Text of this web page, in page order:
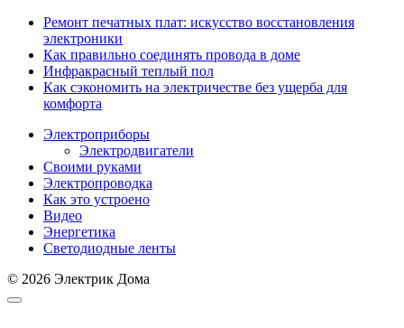
Ремонт печатных плат: искусство восстановления
электроники
Как правильно соединять провода в доме
Инфракрасный теплый пол
Как сэкономить на электричестве без ущерба для
комфорта
Электроприборы
Электродвигатели
Своими руками
Электропроводка
Как это устроено
Видео
Энергетика
Светодиодные ленты
© 2026 Электрик Дома